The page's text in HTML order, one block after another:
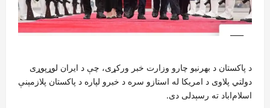
د پاکستان د بهرنیو چارو وزارت خبر ورکړی، چې د ایران لوړپوړی
دولتي پلاوی د امریکا له استازو سره د خبرو لپاره د پاکستان پلازمېنې
اسلام‌اباد ته رسېدلی دی.